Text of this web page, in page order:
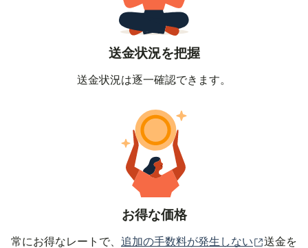
送金状況を把握
送金状況は逐一確認できます。
お得な価格
常にお得なレートで、 追加の手数料が発生しない （別ウ
送金を